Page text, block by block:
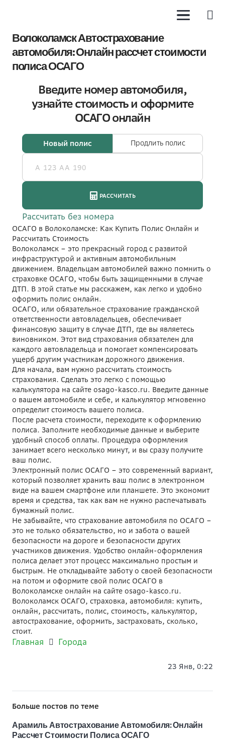
Волоколамск Автострахование
автомобиля: Онлайн рассчет стоимости
полиса ОСАГО
ОСАГО в Волоколамске: Как Купить Полис Онлайн и
Рассчитать Стоимость
Волоколамск – это прекрасный город с развитой
инфраструктурой и активным автомобильным
движением. Владельцам автомобилей важно помнить о
страховке ОСАГО, чтобы быть защищенными в случае
ДТП. В этой статье мы расскажем, как легко и удобно
оформить полис онлайн.
ОСАГО, или обязательное страхование гражданской
ответственности автовладельцев, обеспечивает
финансовую защиту в случае ДТП, где вы являетесь
виновником. Этот вид страхования обязателен для
каждого автовладельца и помогает компенсировать
ущерб другим участникам дорожного движения.
Для начала, вам нужно рассчитать стоимость
страхования. Сделать это легко с помощью
калькулятора на сайте osago-kasco.ru. Введите данные
о вашем автомобиле и себе, и калькулятор мгновенно
определит стоимость вашего полиса.
После расчета стоимости, переходите к оформлению
полиса. Заполните необходимые данные и выберите
удобный способ оплаты. Процедура оформления
занимает всего несколько минут, и вы сразу получите
ваш полис.
Электронный полис ОСАГО – это современный вариант,
который позволяет хранить ваш полис в электронном
виде на вашем смартфоне или планшете. Это экономит
время и средства, так как вам не нужно распечатывать
бумажный полис.
Не забывайте, что страхование автомобиля по ОСАГО –
это не только обязательство, но и забота о вашей
безопасности на дороге и безопасности других
участников движения. Удобство онлайн-оформления
полиса делает этот процесс максимально простым и
быстрым. Не откладывайте заботу о своей безопасности
на потом и оформите свой полис ОСАГО в
Волоколамске онлайн на сайте osago-kasco.ru.
Волоколамск ОСАГО, страховка, автомобиля: купить,
онлайн, рассчитать, полис, стоимость, калькулятор,
автострахование, оформить, застраховать, сколько,
стоит.
Главная Города
23 Янв, 0:22
Больше постов по теме
Арамиль Автострахование Автомобиля: Онлайн
Рассчет Стоимости Полиса ОСАГО